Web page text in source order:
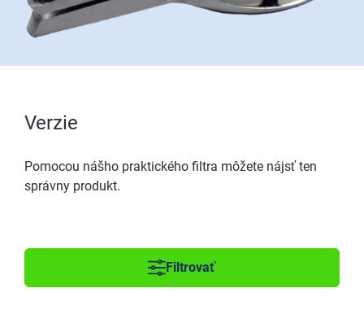
Verzie
Pomocou nášho praktického filtra môžete nájsť ten
správny produkt.
Filtrovať